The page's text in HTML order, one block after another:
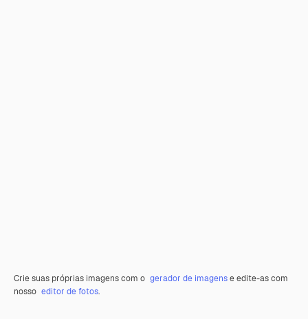
Crie suas próprias imagens com o gerador de imagense edite-as com
nosso editor de fotos.